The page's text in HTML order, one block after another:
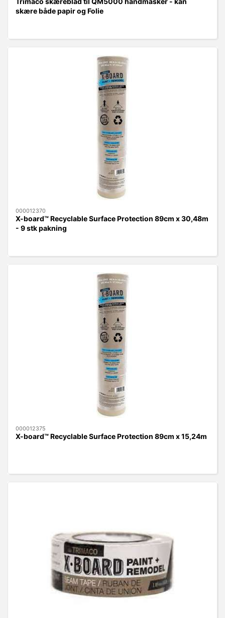
skære både papir og Folie
000012370
X-board™ Recyclable Surface Protection 89cm x 30,48m
- 9 stk pakning
000012375
X-board™ Recyclable Surface Protection 89cm x 15,24m